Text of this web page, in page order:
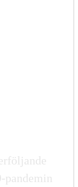
pandemin